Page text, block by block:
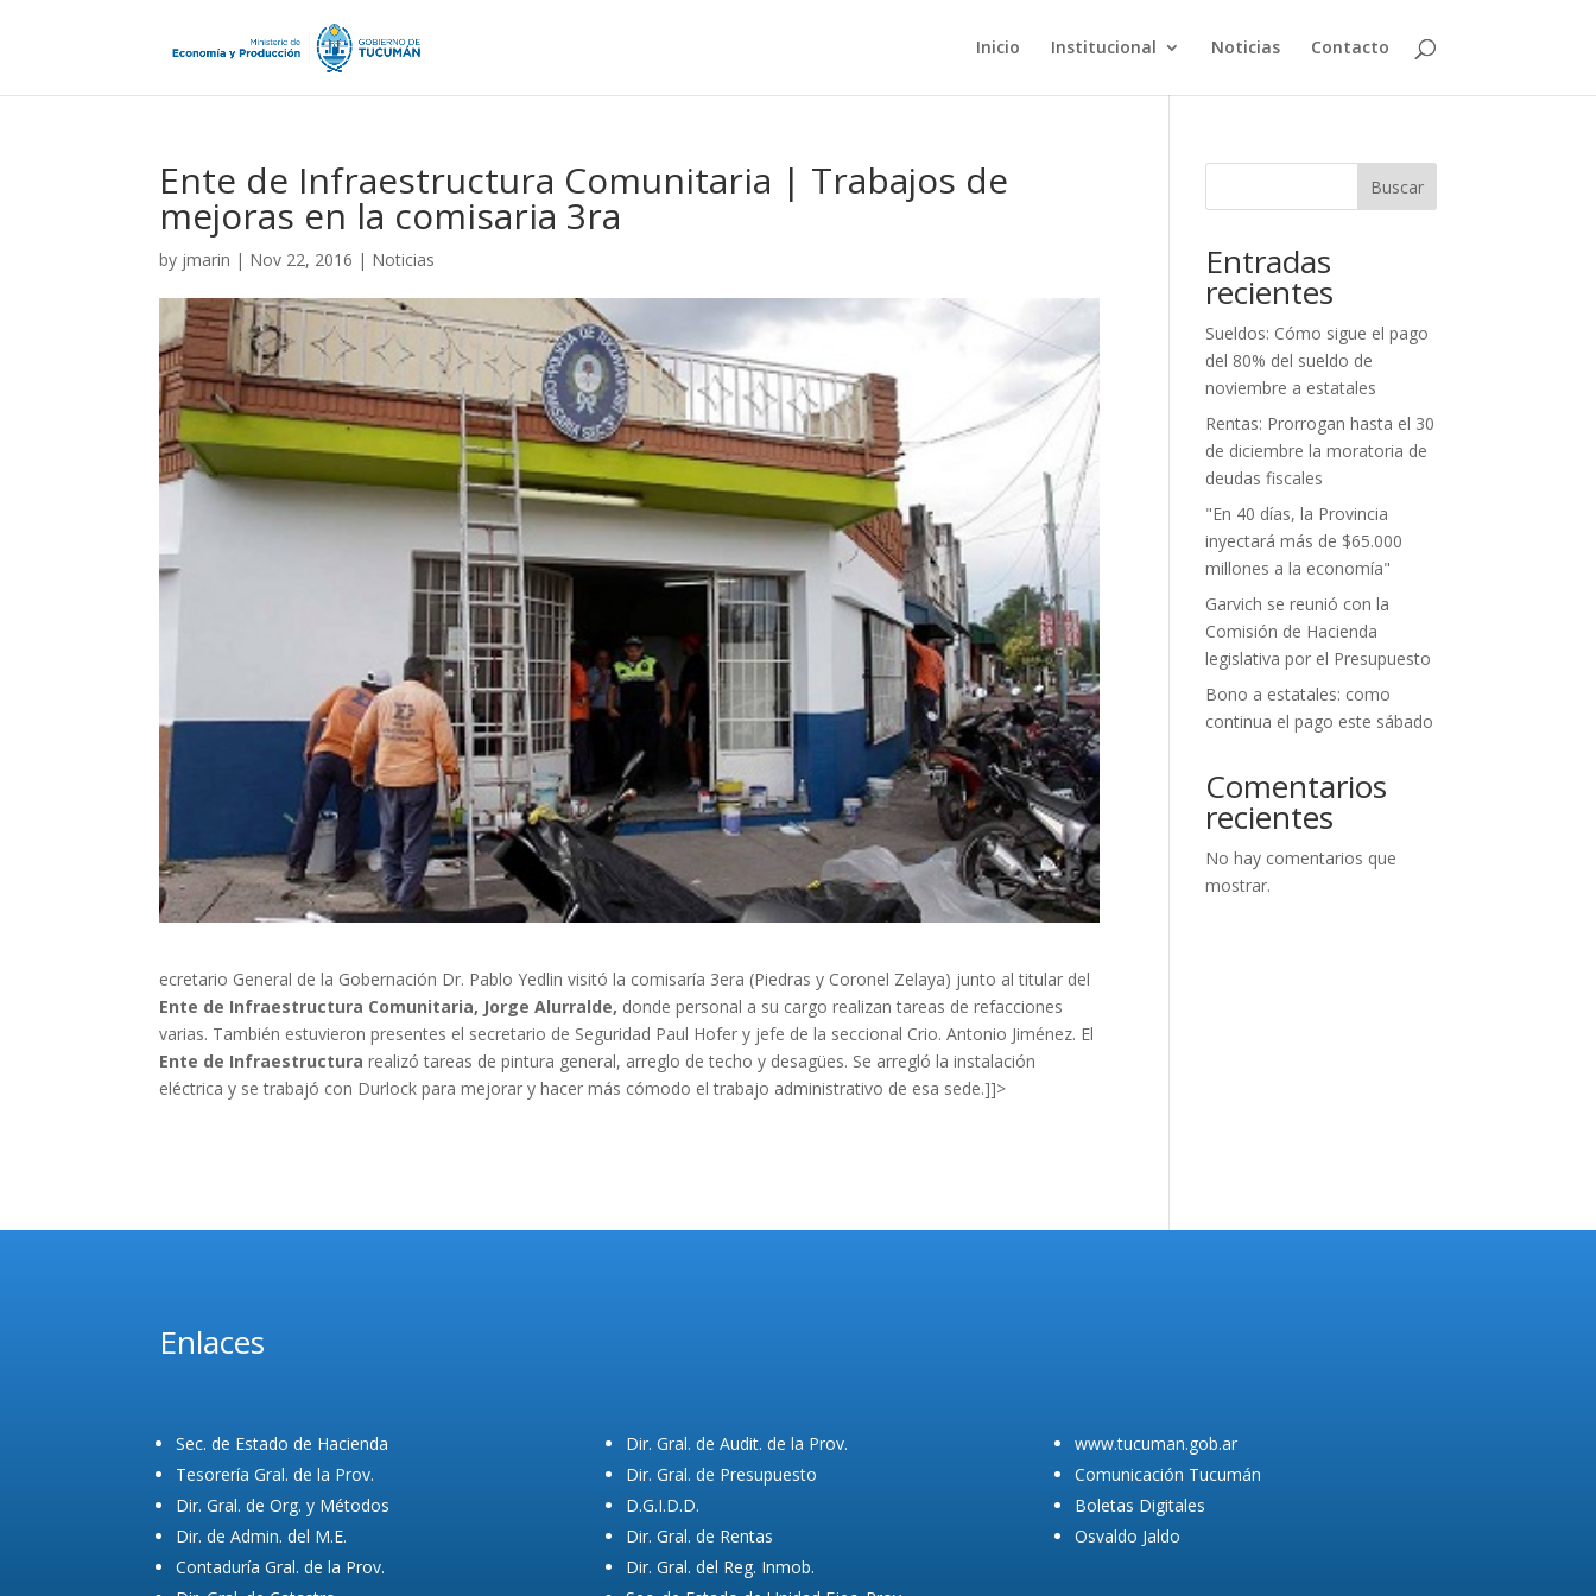
Inicio Institucional Noticias Contacto
Ente de Infraestructura Comunitaria | Trabajos de
mejoras en la comisaria 3ra
by jmarin | Nov 22, 2016 | Noticias
ecretario General de la Gobernación Dr. Pablo Yedlin visitó la comisaría 3era (Piedras y Coronel Zelaya) junto al titular del
Ente de Infraestructura Comunitaria, Jorge Alurralde, donde personal a su cargo realizan tareas de refacciones
varias. También estuvieron presentes el secretario de Seguridad Paul Hofer y jefe de la seccional Crio. Antonio Jiménez. El
Ente de Infraestructura realizó tareas de pintura general, arreglo de techo y desagües. Se arregló la instalación
eléctrica y se trabajó con Durlock para mejorar y hacer más cómodo el trabajo administrativo de esa sede.]]>
Buscar
Entradas
recientes
Sueldos: Cómo sigue el pago
del 80% del sueldo de
noviembre a estatales
Rentas: Prorrogan hasta el 30
de diciembre la moratoria de
deudas fiscales
"En 40 días, la Provincia
inyectará más de $65.000
millones a la economía"
Garvich se reunió con la
Comisión de Hacienda
legislativa por el Presupuesto
Bono a estatales: como
continua el pago este sábado
Comentarios
recientes
No hay comentarios que
mostrar.
Enlaces
Sec. de Estado de Hacienda
Tesorería Gral. de la Prov.
Dir. Gral. de Org. y Métodos
Dir. de Admin. del M.E.
Contaduría Gral. de la Prov.
Dir. Gral. de Audit. de la Prov.
Dir. Gral. de Presupuesto
D.G.I.D.D.
Dir. Gral. de Rentas
Dir. Gral. del Reg. Inmob.
www.tucuman.gob.ar
Comunicación Tucumán
Boletas Digitales
Osvaldo Jaldo